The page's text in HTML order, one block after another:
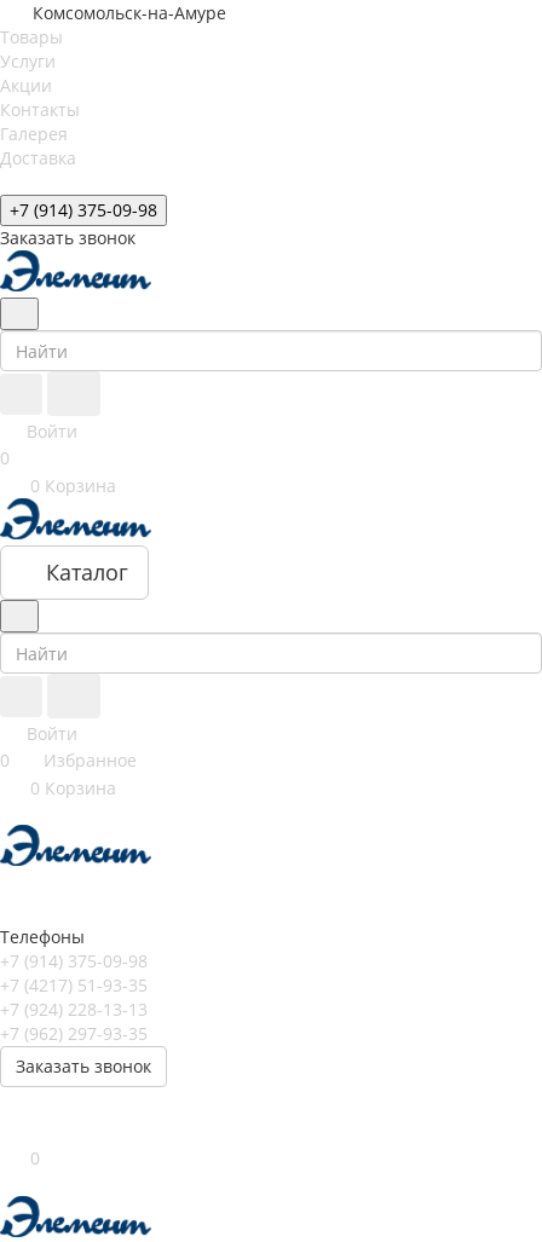
Комсомольск-на-Амуре
Товары
Услуги
Акции
Контакты
Галерея
Доставка
+7 (914) 375-09-98
Заказать звонок
Войти
0
0 Корзина
Каталог
Войти
0
Избранное
0 Корзина
Телефоны
+7 (914) 375-09-98
+7 (4217) 51-93-35
+7 (924) 228-13-13
+7 (962) 297-93-35
Заказать звонок
0